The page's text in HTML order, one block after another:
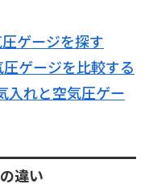
ゲージを探す
ゲージを比較する
入れと空気圧ゲー
違い